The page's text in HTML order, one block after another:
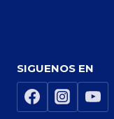
SIGUENOS EN